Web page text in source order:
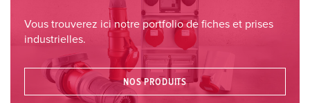
Vous trouverez ici notre portfolio de fiches et prises
industrielles.
NOS PRODUITS